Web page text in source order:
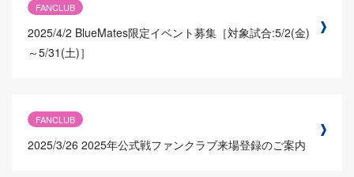
FANCLUB
2025/4/2 BlueMates限定イベント募集［対象試合:5/2(金)
～5/31(土)］
FANCLUB
2025/3/26 2025年公式戦ファンクラブ来場登録のご案内